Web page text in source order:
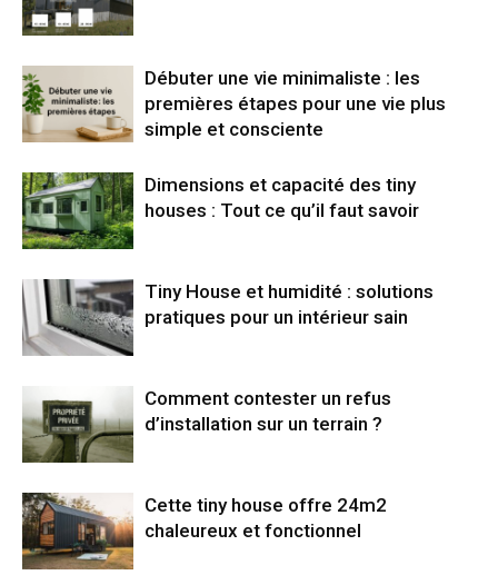
Débuter une vie minimaliste : les
premières étapes pour une vie plus
simple et consciente
Dimensions et capacité des tiny
houses : Tout ce qu’il faut savoir
Tiny House et humidité : solutions
pratiques pour un intérieur sain
Comment contester un refus
d’installation sur un terrain ?
Cette tiny house offre 24m2
chaleureux et fonctionnel